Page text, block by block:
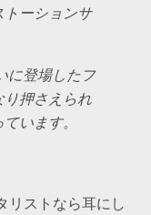
トーションサ
に登場したフ
押さえられ
います。
リストなら耳にし